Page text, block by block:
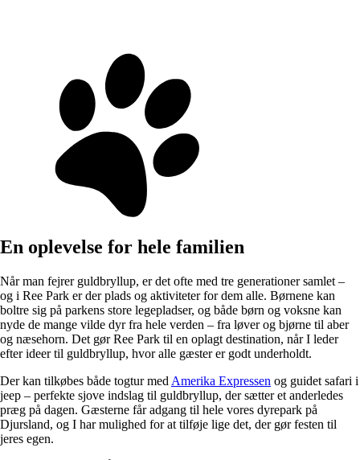
En oplevelse for hele familien
Når man fejrer guldbryllup, er det ofte med tre generationer samlet –
og i Ree Park er der plads og aktiviteter for dem alle. Børnene kan
boltre sig på parkens store legepladser, og både børn og voksne kan
nyde de mange vilde dyr fra hele verden – fra løver og bjørne til aber
og næsehorn. Det gør Ree Park til en oplagt destination, når I leder
efter ideer til guldbryllup, hvor alle gæster er godt underholdt.
Der kan tilkøbes både togtur med Amerika Expressen og guidet safari i
jeep – perfekte sjove indslag til guldbryllup, der sætter et anderledes
præg på dagen. Gæsterne får adgang til hele vores dyrepark på
Djursland, og I har mulighed for at tilføje lige det, der gør festen til
jeres egen.